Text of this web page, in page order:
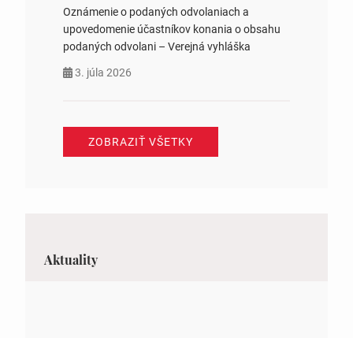
Oznámenie o podaných odvolaniach a
upovedomenie účastníkov konania o obsahu
podaných odvolani – Verejná vyhláška
3. júla 2026
ZOBRAZIŤ VŠETKY
Aktuality